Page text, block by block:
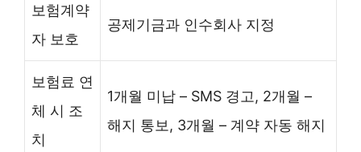
보험계약
자 보호
공제기금과 인수회사 지정
보험료 연
체 시 조
치
1개월 미납 – SMS 경고, 2개월 –
해지 통보, 3개월 – 계약 자동 해지